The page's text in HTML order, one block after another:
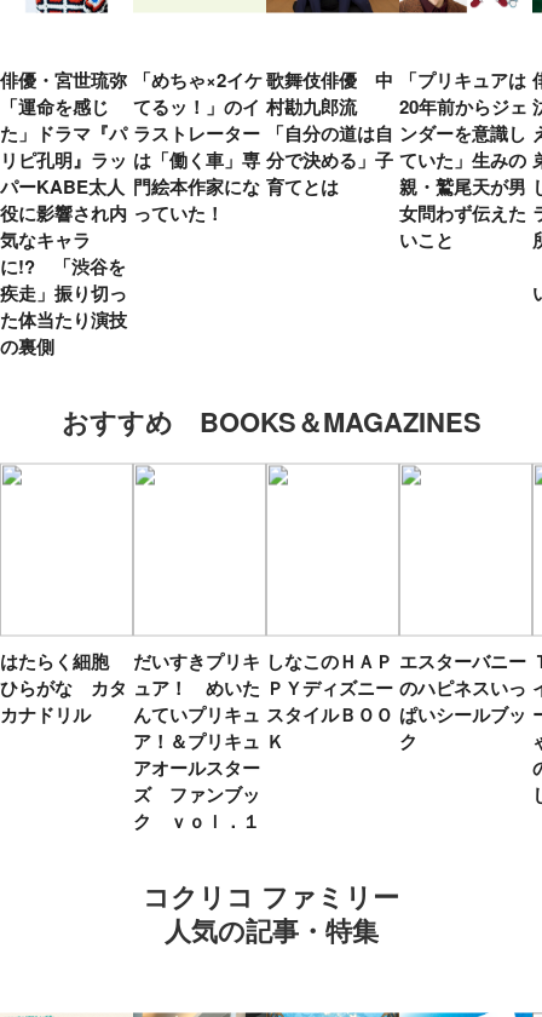
俳優・宮世琉弥
「運命を感じ
た」ドラマ『パ
リピ孔明』ラッ
パーKABE太人
役に影響され内
気なキャラ
に!? 「渋谷を
疾走」振り切っ
た体当たり演技
の裏側
「めちゃ×2イケ
てるッ！」のイ
ラストレーター
は「働く車」専
門絵本作家にな
っていた！
歌舞伎俳優 中
村勘九郎流
「自分の道は自
分で決める」子
育てとは
「プリキュアは
20年前からジェ
ンダーを意識し
ていた」生みの
親・鷲尾天が男
女問わず伝えた
いこと
おすすめ BOOKS＆MAGAZINES
はたらく細胞
ひらがな カタ
カナドリル
だいすきプリキ
ュア！ めいた
んていプリキュ
ア！＆プリキュ
アオールスター
ズ ファンブッ
ク ｖｏｌ．１
しなこのＨＡＰ
ＰＹディズニー
スタイルＢＯＯ
Ｋ
エスターバニー
のハピネスいっ
ぱいシールブッ
ク
コクリコ ファミリー
人気の記事・特集